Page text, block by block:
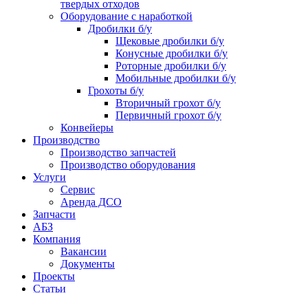
твердых отходов
Оборудование с наработкой
Дробилки б/у
Щековые дробилки б/у
Конусные дробилки б/у
Роторные дробилки б/у
Мобильные дробилки б/у
Грохоты б/у
Вторичный грохот б/у
Первичный грохот б/у
Конвейеры
Производство
Производство запчастей
Производство оборудования
Услуги
Сервис
Аренда ДСО
Запчасти
АБЗ
Компания
Вакансии
Документы
Проекты
Статьи